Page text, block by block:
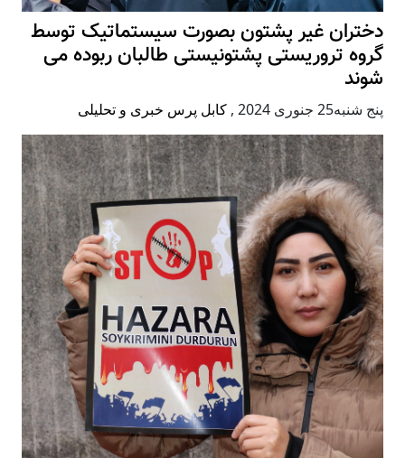
دختران غیر پشتون بصورت سیستماتیک توسط
گروه تروریستی پشتونیستی طالبان ربوده می
شوند
پنج شنبه25 جنوری 2024 , کابل پرس خبری و تحلیلی